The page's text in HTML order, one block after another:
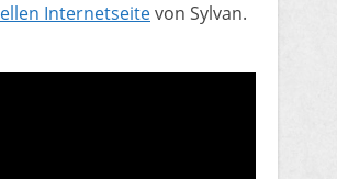
Internetseitevon Sylvan.